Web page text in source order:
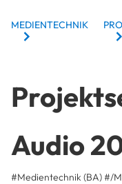
BREADCRUMBS
MEDIENTECHNIK
Audio
#Medientechnik (BA)#/